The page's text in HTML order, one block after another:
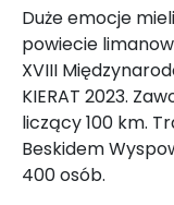
Duże emocje
powiecie
XVIII
KIERAT 2023.
liczący 100 km.
Beskidem
400 osób.